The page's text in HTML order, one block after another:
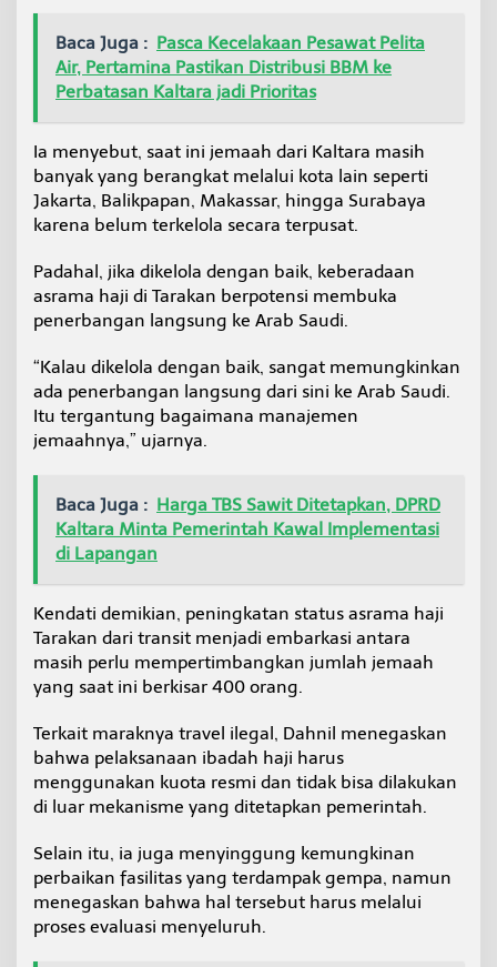
n
U
m
h
d
n
H
j
i
a
y
a
Baca Juga : Pasca Kecelakaan Pesawat Pelita
Air, Pertamina Pastikan Distribusi BBM ke
Perbatasan Kaltara jadi Prioritas
Ia menyebut, saat ini jemaah dari Kaltara masih
banyak yang berangkat melalui kota lain seperti
Jakarta, Balikpapan, Makassar, hingga Surabaya
karena belum terkelola secara terpusat.
Padahal, jika dikelola dengan baik, keberadaan
asrama haji di Tarakan berpotensi membuka
penerbangan langsung ke Arab Saudi.
“Kalau dikelola dengan baik, sangat memungkinkan
ada penerbangan langsung dari sini ke Arab Saudi.
Itu tergantung bagaimana manajemen
jemaahnya,” ujarnya.
Baca Juga : Harga TBS Sawit Ditetapkan, DPRD
Kaltara Minta Pemerintah Kawal Implementasi
di Lapangan
Kendati demikian, peningkatan status asrama haji
Tarakan dari transit menjadi embarkasi antara
masih perlu mempertimbangkan jumlah jemaah
yang saat ini berkisar 400 orang.
Terkait maraknya travel ilegal, Dahnil menegaskan
bahwa pelaksanaan ibadah haji harus
menggunakan kuota resmi dan tidak bisa dilakukan
di luar mekanisme yang ditetapkan pemerintah.
Selain itu, ia juga menyinggung kemungkinan
perbaikan fasilitas yang terdampak gempa, namun
menegaskan bahwa hal tersebut harus melalui
proses evaluasi menyeluruh.